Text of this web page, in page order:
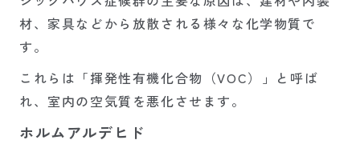
材、家具などから放散される様々な化学物質で
す。
これらは「揮発性有機化合物（VOC）」と呼ば
れ、室内の空気質を悪化させます。
ホルムアルデヒド